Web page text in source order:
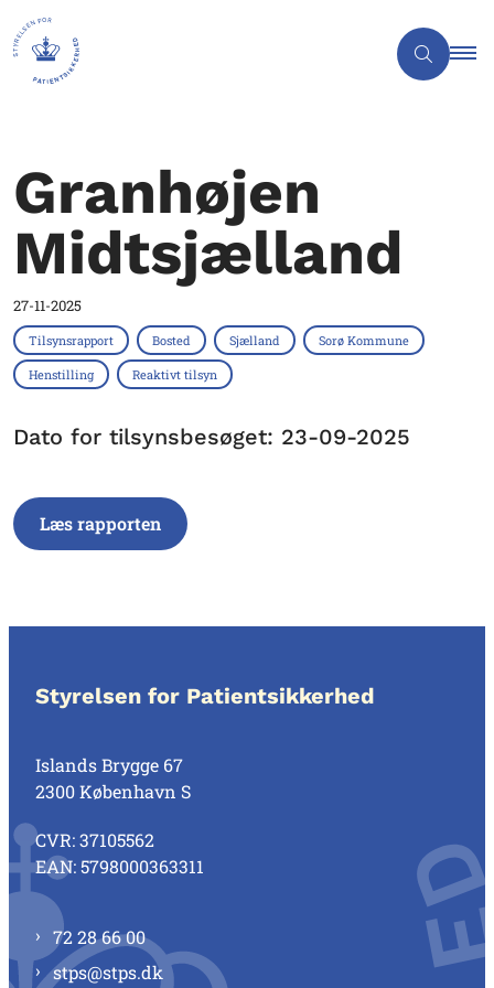
Granhøjen
Midtsjælland
27-11-2025
Tilsynsrapport Bosted Sjælland Sorø Kommune
Henstilling Reaktivt tilsyn
Dato for tilsynsbesøget: 23-09-2025
Læs rapporten
Styrelsen for Patientsikkerhed
Islands Brygge 67
2300 København S
CVR: 37105562
EAN: 5798000363311
72 28 66 00
stps@stps.dk